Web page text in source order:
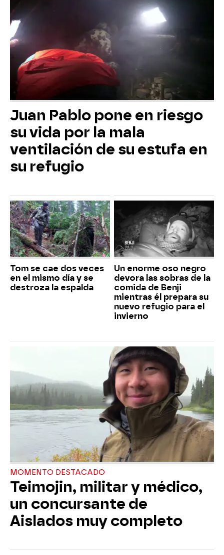
Juan Pablo pone en riesgo
su vida por la mala
ventilación de su estufa en
su refugio
Tom se cae dos veces
en el mismo día y se
destroza la espalda
Un enorme oso negro
devora las sobras de la
comida de Benji
mientras él prepara su
nuevo refugio para el
invierno
MOMENTO DESTACADO
Teimojin, militar y médico,
un concursante de
Aislados muy completo